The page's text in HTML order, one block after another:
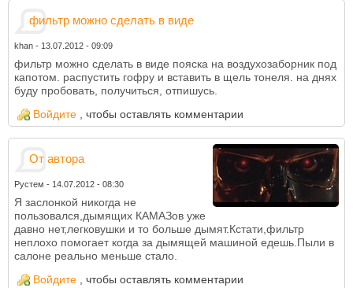
фильтр можно сделать в виде
khan- 13.07.2012 - 09:09
фильтр можно сделать в виде пояска на воздухозаборник под
капотом. распустить гофру и вставить в щель тонеля. на днях
буду пробовать, получиться, отпишусь.
Войдите
, чтобы оставлять комментарии
От автора
Рустем - 14.07.2012 - 08:30
Я заслонкой никогда не
пользовался,дымящих КАМАЗов уже
давно нет,легковушки и то больше дымят.Кстати,фильтр
неплохо помогает когда за дымящей машиной едешь.Пыли в
салоне реально меньше стало.
Войдите
, чтобы оставлять комментарии